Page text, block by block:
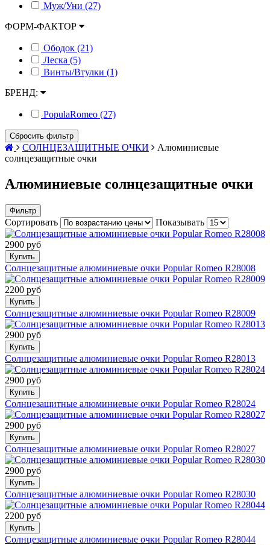
Муж/Уни (27)
ФОРМ-ФАКТОР
Ободок (21)
Леска (5)
Винты/Втулки (1)
БРЕНД:
PopulaRomeo (27)
Сбросить фильтр
СОЛНЦЕЗАЩИТНЫЕ ОЧКИ
Алюминиевые
солнцезащитные очки
Алюминиевые солнцезащитные очки
Фильтр
Сортировать Показывать
2900 руб
Купить
Солнцезащитные алюминиевые очки Popular Romeo R28008
2200 руб
Купить
Солнцезащитные алюминиевые очки Popular Romeo R28009
2900 руб
Купить
Солнцезащитные алюминиевые очки Popular Romeo R28013
2900 руб
Купить
Солнцезащитные алюминиевые очки Popular Romeo R28024
2900 руб
Купить
Солнцезащитные алюминиевые очки Popular Romeo R28027
2900 руб
Купить
Солнцезащитные алюминиевые очки Popular Romeo R28030
2200 руб
Купить
Солнцезащитные алюминиевые очки Popular Romeo R28044